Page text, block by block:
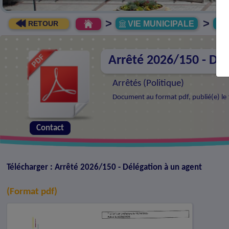
RETOUR > VIE MUNICIPALE >
Arrêté 2026/150 -
Arrêtés (Politique)
Document au format pdf, publié(e)
Contact
Télécharger : Arrêté 2026/150 - Délégation à un agent
(Format pdf)